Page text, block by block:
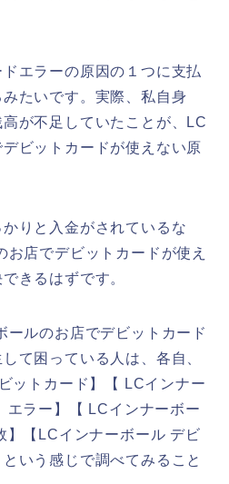
エラーの原因の１つに支払
たいです。実際、私自身
が不足していたことが、LC
ビットカードが使えない原
りと入金がされているな
お店でデビットカードが使え
きるはずです。
ールのお店でデビットカード
て困っている人は、各自、
ットカード】【 LCインナー
ラー】【 LCインナーボー
【LCインナーボール デビ
いう感じで調べてみること